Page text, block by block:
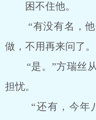
困不住他。
“有没有名，他
做，不用再来问了。
“是。”方瑞丝从
担忧。
“还有，今年八